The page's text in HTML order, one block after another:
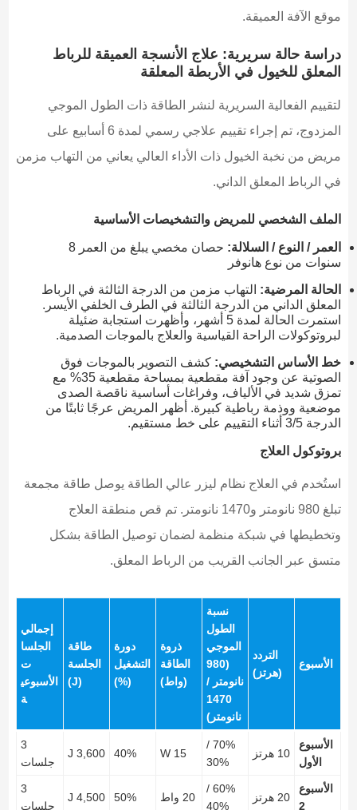
موقع الآفة العميقة.
دراسة حالة سريرية: علاج الأنسجة العميقة للرباط
المعلق للخيول في الأربطة المعلقة
لتقييم الفعالية السريرية لنشر الطاقة ذات الطول الموجي
المزدوج، تم إجراء تقييم علاجي رسمي لمدة 6 أسابيع على
مريض من نخبة الخيول ذات الأداء العالي يعاني من التهاب مزمن
في الرباط المعلق الداني.
الملف الشخصي للمريض والتشخيصات الأساسية
العمر / النوع / السلالة:
حصان مخصي يبلغ من العمر 8
سنوات من نوع هانوفر
الحالة المرضية: التهاب مزمن من الدرجة الثالثة في الرباط
المعلق الداني من الدرجة الثالثة في الطرف الخلفي الأيسر.
استمرت الحالة لمدة 5 أشهر، وأظهرت استجابة ضئيلة
لبروتوكولات الراحة القياسية والعلاج بالموجات الصدمية.
خط الأساس التشخيصي: كشف التصوير بالموجات فوق
الصوتية عن وجود آفة مقطعية بمساحة مقطعية 35% مع
تمزق شديد في الألياف، وفراغات أساسية ناقصة الصدى
موضعية ووذمة رباطية كبيرة. أظهر المريض عرجًا ثابتًا من
الدرجة 3/5 أثناء التقييم على خط مستقيم.
بروتوكول العلاج
استُخدم في العلاج نظام ليزر عالي الطاقة يوصل طاقة مجمعة
تبلغ 980 نانومتر و1470 نانومتر. تم قص منطقة العلاج
وتخطيطها في شبكة منظمة لضمان توصيل الطاقة بشكل
متسق عبر الجانب القريب من الرباط المعلق.
الأسبوع
التردد
(هرتز)
نسبة
الطول
الموجي
(980
نانومتر /
1470
نانومتر)
ذروة
الطاقة
(واط)
دورة
التشغيل
(%)
طاقة
الجلسة
(J)
إجمالي
الجلسا
ت
الأسبوعي
ة
الأسبوع
الأول
10 هرتز
70% /
30%
15 W
40%
3,600 J
3
جلسات
الأسبوع
2
20 هرتز
60% /
40%
20 واط 50%
4,500 J
3
جلسات